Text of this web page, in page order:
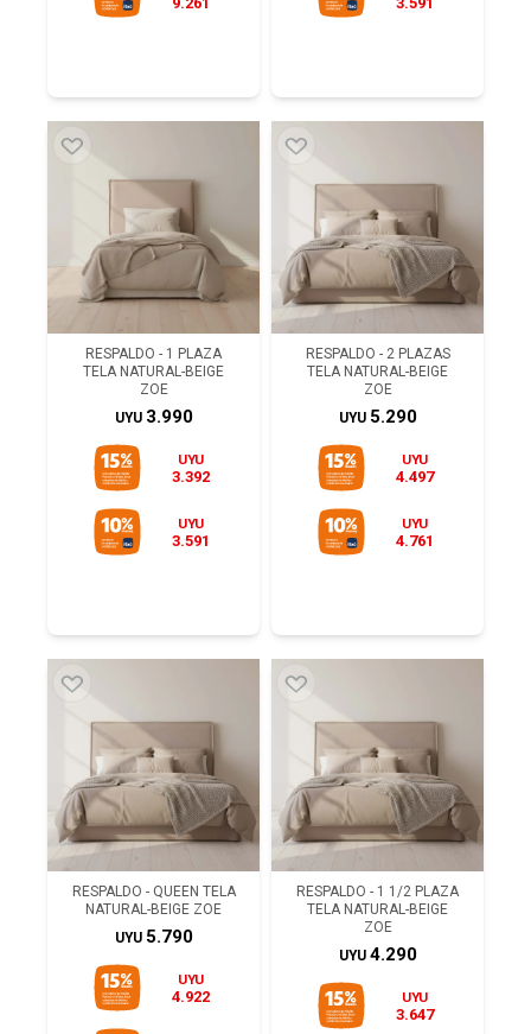
RESPALDO - 1 PLAZA
TELA NATURAL-BEIGE
ZOE
UYU 3.990
UYU
3.392
UYU
3.591
RESPALDO - 2 PLAZAS
TELA NATURAL-BEIGE
ZOE
UYU 5.290
UYU
4.497
UYU
4.761
RESPALDO - QUEEN TELA
NATURAL-BEIGE ZOE
UYU 5.790
UYU
4.922
RESPALDO - 1 1/2 PLAZA
TELA NATURAL-BEIGE
ZOE
UYU 4.290
UYU
3.647